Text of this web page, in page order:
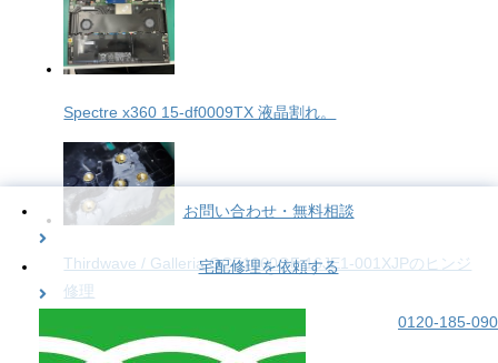
Spectre x360 15-df0009TX 液晶割れ。
Thirdwave / Galleria GCF1060GF 16JE1-001XJPのヒンジ
修理
お問い合わせ・無料相談
宅配修理を依頼する
0120-185-090